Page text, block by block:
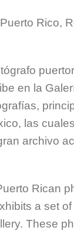
Rico,
en la
las
archivo
Rican
a set
These